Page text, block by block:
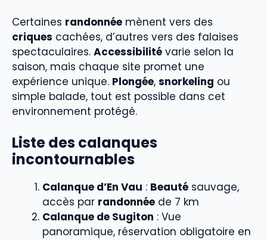
Certaines randonnée mènent vers des
criques cachées, d’autres vers des falaises
spectaculaires. Accessibilité varie selon la
saison, mais chaque site promet une
expérience unique. Plongée, snorkeling ou
simple balade, tout est possible dans cet
environnement protégé.
Liste des calanques
incontournables
Calanque d’En Vau : Beauté sauvage,
accès par randonnée de 7 km
Calanque de Sugiton : Vue
panoramique, réservation obligatoire en